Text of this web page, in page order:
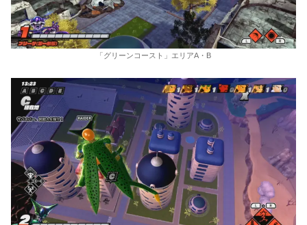
「グリーンコースト」エリアA・B